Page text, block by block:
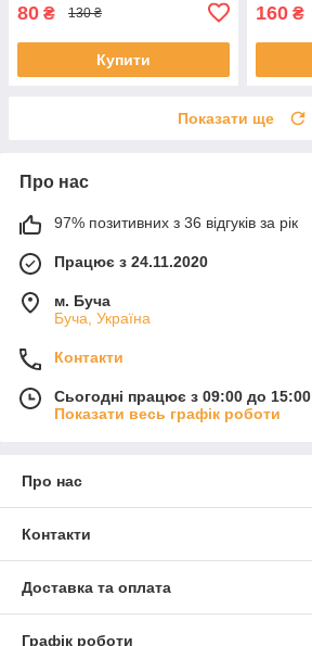
80 ₴ 130 ₴
Купити
160 ₴
Показати ще
Про нас
97% позитивних з 36 відгуків за рік
Працює з 24.11.2020
м. Буча
Буча, Україна
Контакти
Сьогодні працює з 09:00 до 15:00
Показати весь графік роботи
Про нас
Контакти
Доставка та оплата
Графік роботи